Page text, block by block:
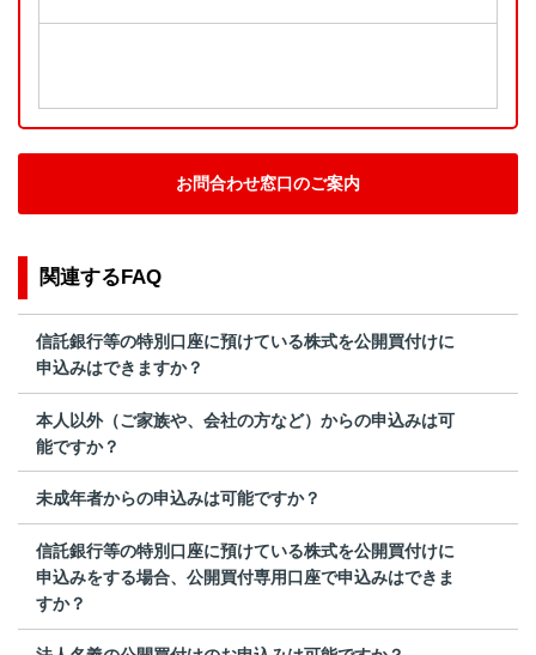
お問合わせ窓口のご案内
関連するFAQ
信託銀行等の特別口座に預けている株式を公開買付けに
申込みはできますか？
本人以外（ご家族や、会社の方など）からの申込みは可
能ですか？
未成年者からの申込みは可能ですか？
信託銀行等の特別口座に預けている株式を公開買付けに
申込みをする場合、公開買付専用口座で申込みはできま
すか？